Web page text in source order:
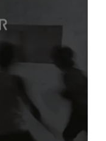
extraite